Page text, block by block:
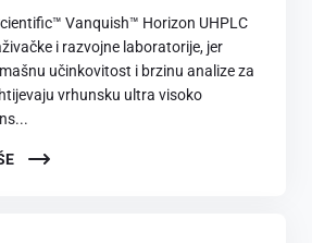
Vanquish™ Horizon UHPLC
i razvojne laboratorije, jer
učinkovitost i brzinu analize za
vrhunsku ultra visoko